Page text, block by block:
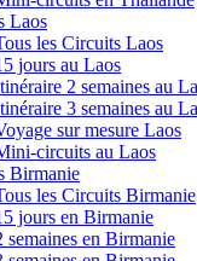
Laos
les Circuits Laos
jours au Laos
2 semaines au
3 semaines au
sur mesure Laos
circuits au Laos
Birmanie
les Circuits Birmanie
jours en Birmanie
semaines en Birmanie